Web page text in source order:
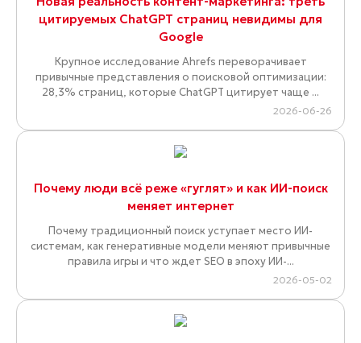
цитируемых ChatGPT страниц невидимы для
Google
Крупное исследование Ahrefs переворачивает
привычные представления о поисковой оптимизации:
28,3% страниц, которые ChatGPT цитирует чаще ...
2026-06-26
Почему люди всё реже «гуглят» и как ИИ-поиск
меняет интернет
Почему традиционный поиск уступает место ИИ-
системам, как генеративные модели меняют привычные
правила игры и что ждет SEO в эпоху ИИ-...
2026-05-02